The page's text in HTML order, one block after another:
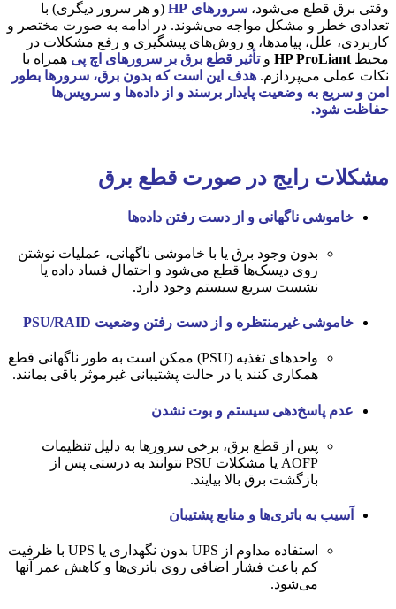
وقتی برق قطع می‌شود، سرورهای HP
(و هر سرور دیگری) با
تعدادی خطر و مشکل مواجه می‌شوند. در ادامه به صورت مختصر و
کاربردی، علل، پیامدها، و روش‌های پیشگیری و رفع مشکلات در
محیط HP ProLiant وتأثیر قطع برق بر سرورهای اچ پی همراه با
نکات عملی می‌پردازم. هدف این است که بدون برق، سرورها بطور
امن و سریع به وضعیت پایدار برسند و از داده‌ها و سرویس‌ها
حفاظت شود.
مشکلات رایج در صورت قطع برق
خاموشی ناگهانی و از دست رفتن داده‌ها
بدون وجود برق یا با خاموشی ناگهانی، عملیات نوشتن
روی دیسک‌ها قطع می‌شود و احتمال فساد داده یا
نشست سریع سیستم وجود دارد.
خاموشی غیرمنتظره و از دست رفتن وضعیت PSU/RAID
واحدهای تغذیه (PSU) ممکن است به طور ناگهانی قطع
همکاری کنند یا در حالت پشتیبانی غیرموثر باقی بمانند.
عدم پاسخ‌دهی سیستم و بوت نشدن
پس از قطع برق، برخی سرورها به دلیل تنظیمات
AOFP یا مشکلات PSU نتوانند به درستی پس از
بازگشت برق بالا بیایند.
آسیب به باتری‌ها و منابع پشتیبان
استفاده مداوم از UPS بدون نگهداری یا UPS با ظرفیت
کم باعث فشار اضافی روی باتری‌ها و کاهش عمر آنها
می‌شود.